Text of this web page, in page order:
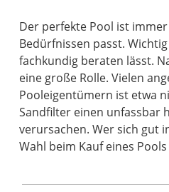
Der perfekte Pool ist
Bedürfnissen passt.
fachkundig beraten lässt.
eine große Rolle. Vielen
Pooleigentümern ist etwa
Sandfilter einen unfassbar
verursachen. Wer sich gut
Wahl beim Kauf eines